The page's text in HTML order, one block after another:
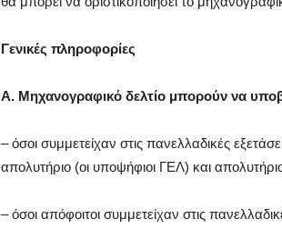
Γενικές πληροφορίες
Α. Μηχανογραφικό δελτίο μπορούν να
– όσοι συμμετείχαν στις πανελλαδικές
απολυτήριο (οι υποψήφιοι ΓΕΛ) και
– όσοι απόφοιτοι συμμετείχαν στις